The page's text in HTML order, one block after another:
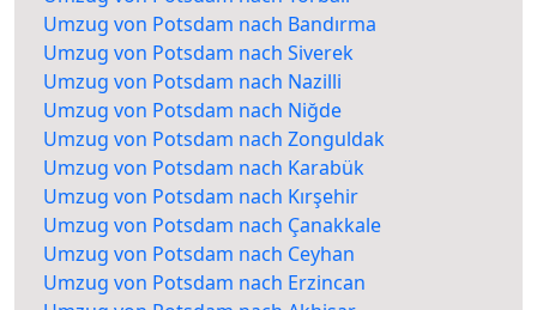
Umzug von Potsdam nach Bandırma
Umzug von Potsdam nach Siverek
Umzug von Potsdam nach Nazilli
Umzug von Potsdam nach Niğde
Umzug von Potsdam nach Zonguldak
Umzug von Potsdam nach Karabük
Umzug von Potsdam nach Kırşehir
Umzug von Potsdam nach Çanakkale
Umzug von Potsdam nach Ceyhan
Umzug von Potsdam nach Erzincan